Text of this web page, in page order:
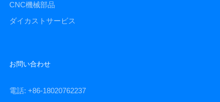
CNC機械部品
ダイカストサービス
お問い合わせ
電話: +86-18020762237